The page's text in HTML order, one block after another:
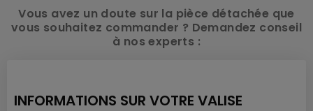
Vous avez un doute sur la pièce détachée que
vous souhaitez commander ? Demandez conseil
à nos experts :
INFORMATIONS SUR VOTRE VALISE